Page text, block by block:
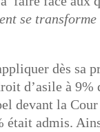
se
dès sa
d’asile à
devant la
admis.